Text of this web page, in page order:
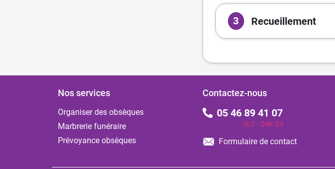
3 Recueillement
Nos services
Organiser des obsèques
Marbrerie funéraire
Prévoyance obsèques
Contactez-nous
05 46 89 41 07
7j/7 - 24h/24
Formulaire de contact